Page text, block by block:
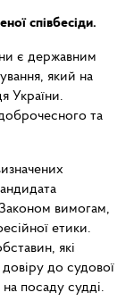
співбесіди.
є державним
який на
України.
та
вимогам,
етики.
які
до судової
на посаду судді.